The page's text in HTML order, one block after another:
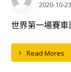
2020-10-23
世界第一場賽車
Read Mores